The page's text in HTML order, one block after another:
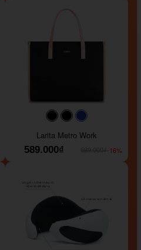
#000000#000000
Larita Metro Work
589.000₫
-16%